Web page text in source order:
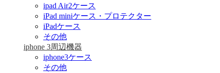
ipad Air2ケース
iPad miniケース・プロテクター
iPadケース
その他
iphone 3周辺機器
iphone3ケース
その他